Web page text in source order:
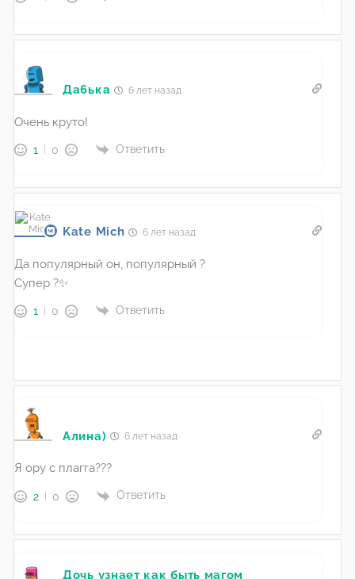
Да6ька 6 лет назад
Очень круто!
1 0 Ответить
Kate Mich 6 лет назад
Да популярный он, популярный ?
Супер ?✨
1 0 Ответить
Алина) 6 лет назад
Я ору с плагга???
2 0 Ответить
Дочь узнает как быть магом